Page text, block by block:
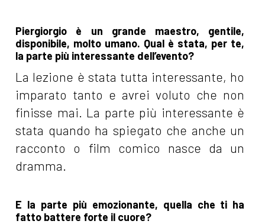
Piergiorgio è un grande maestro, gentile,
disponibile, molto umano. Qual è stata, per te,
la parte più interessante dell’evento?
La lezione è stata tutta interessante, ho
imparato tanto e avrei voluto che non
finisse mai. La parte più interessante è
stata quando ha spiegato che anche un
racconto o film comico nasce da un
dramma.
E la parte più emozionante, quella che ti ha
fatto battere forte il cuore?